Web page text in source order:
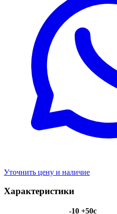
Уточнить цену и наличие
Характеристики
-10 +50с